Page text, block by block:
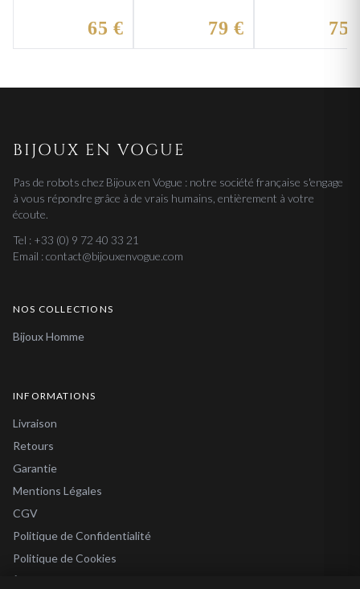
Maleko Agate
65 €
Alyosha Agate
79 €
Agate Noir75
BIJOUX EN VOGUE
Pas de robots chez Bijoux en Vogue : notre société française s'engage
à vous répondre grâce à de vrais humains, entièrement à votre
écoute.
Tel : +33 (0) 9 72 40 33 21
Email : contact@bijouxenvogue.com
NOS COLLECTIONS
Bijoux Homme
INFORMATIONS
Livraison
Retours
Garantie
Mentions Légales
CGV
Politique de Confidentialité
Politique de Cookies
À Propos